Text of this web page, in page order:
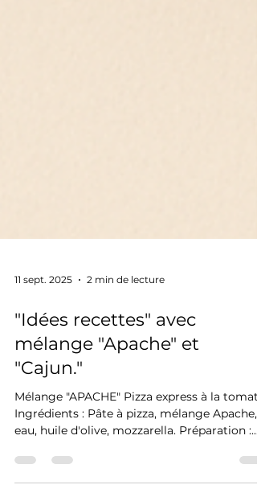
"Idées recettes" avec
mélange "Apache" et
"Cajun."
Mélange "APACHE" Pizza express à la tomate
Ingrédients : Pâte à pizza, mélange Apache,
eau, huile d'olive, mozzarella. Préparation :...